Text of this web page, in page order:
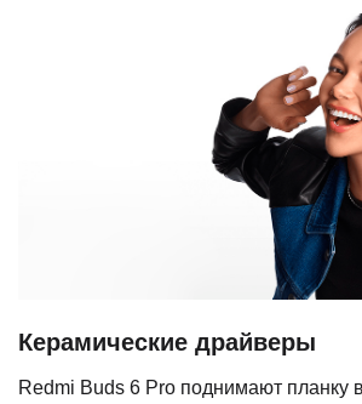
Керамические драйверы
Redmi Buds 6 Pro поднимают планку